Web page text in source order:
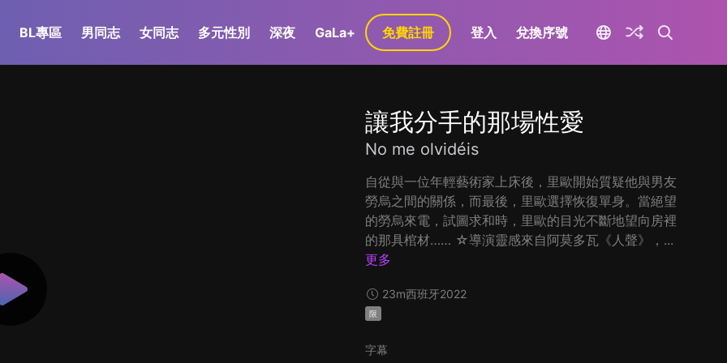
BL專區 男同志 女同志 多元性別 深夜 GaLa+ 免費註冊 登入 兌換序號
讓我分手的那場性愛
No me olvidéis
自從與一位年輕藝術家上床後，里歐開始質疑他與男友
勞烏之間的關係，而最後，里歐選擇恢復單身。當絕望
的勞烏來電，試圖求和時，里歐的目光不斷地望向房裡
的那具棺材…… ☆導演靈感來自阿莫多瓦《人聲》，...
更多
23m西班牙2022
限
字幕